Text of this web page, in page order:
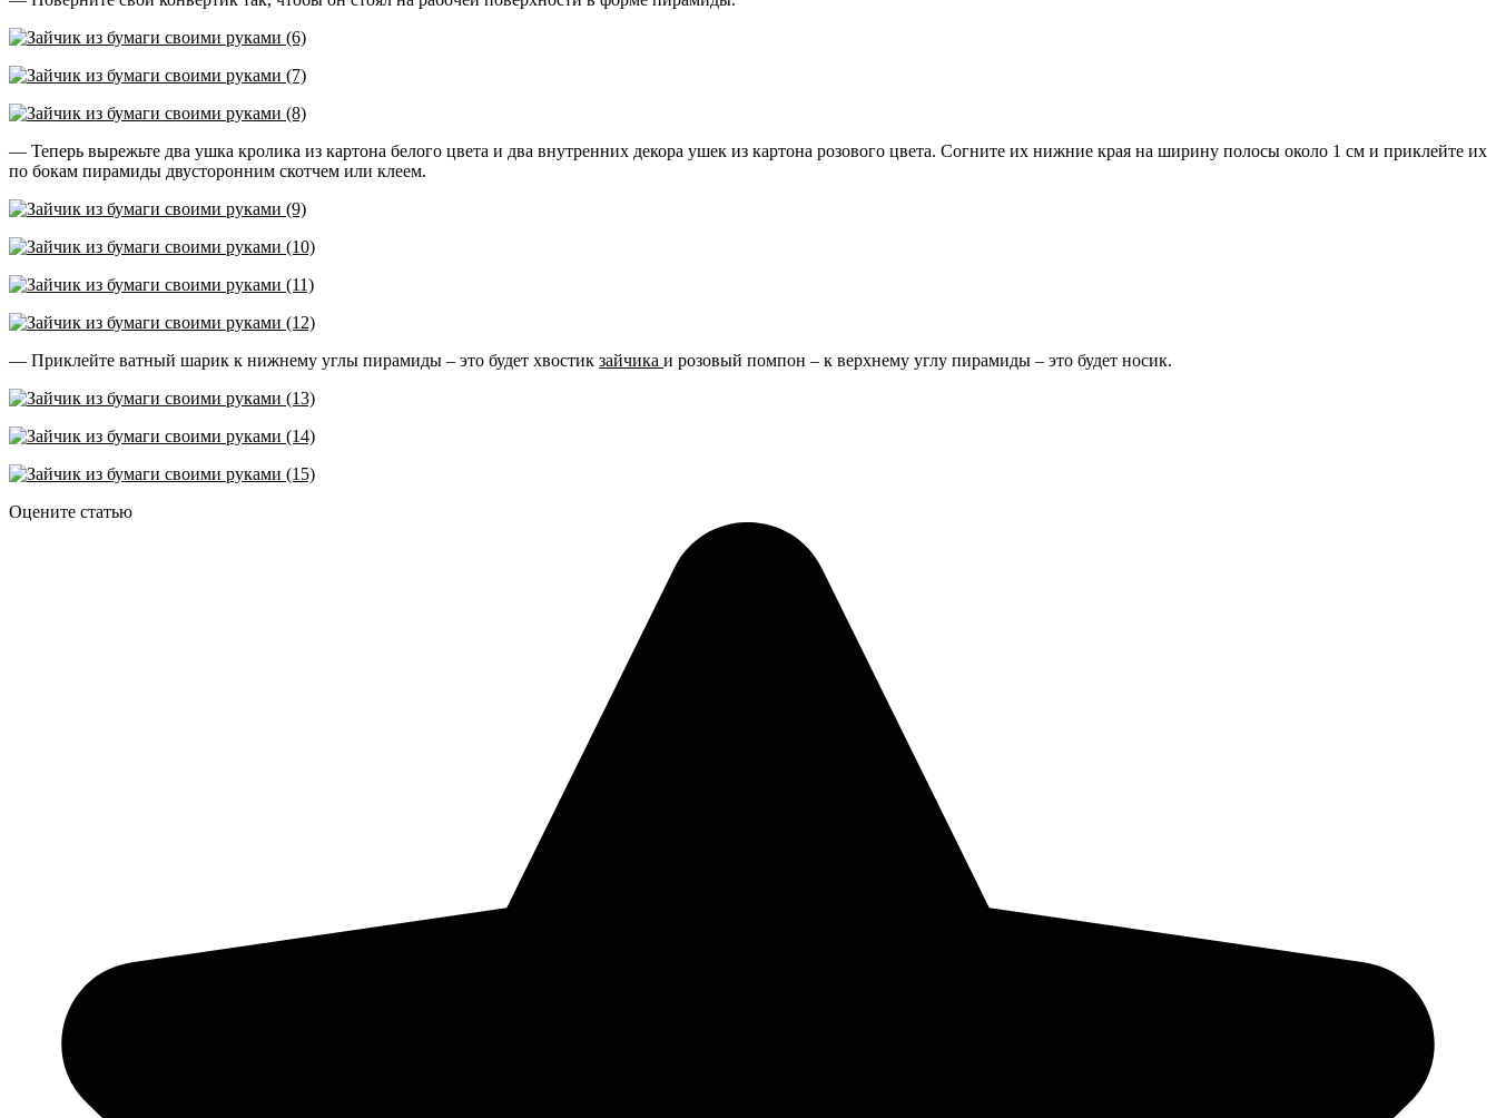
— Теперь вырежьте два ушка кролика из картона белого цвета и два внутренних декора ушек из картона розового цвета. Согните их нижние края на ширину полосы около 1 см и приклейте их
по бокам пирамиды двусторонним скотчем или клеем.
— Приклейте ватный шарик к нижнему углы пирамиды – это будет хвостик зайчика и розовый помпон – к верхнему углу пирамиды – это будет носик.
Оцените статью